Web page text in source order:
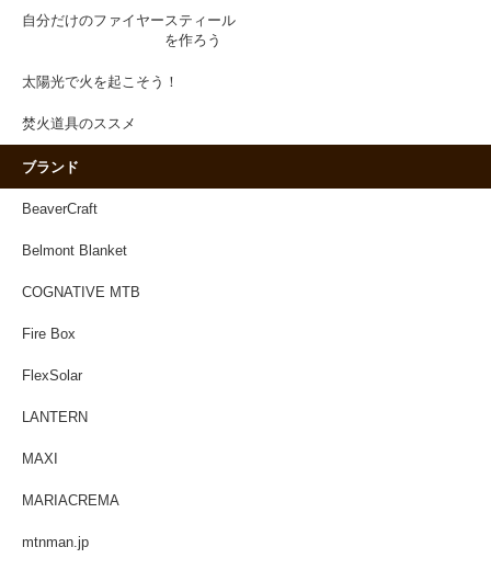
自分だけのファイヤースティール
を作ろう
太陽光で火を起こそう！
焚火道具のススメ
ブランド
BeaverCraft
Belmont Blanket
COGNATIVE MTB
Fire Box
FlexSolar
LANTERN
MAXI
MARIACREMA
mtnman.jp